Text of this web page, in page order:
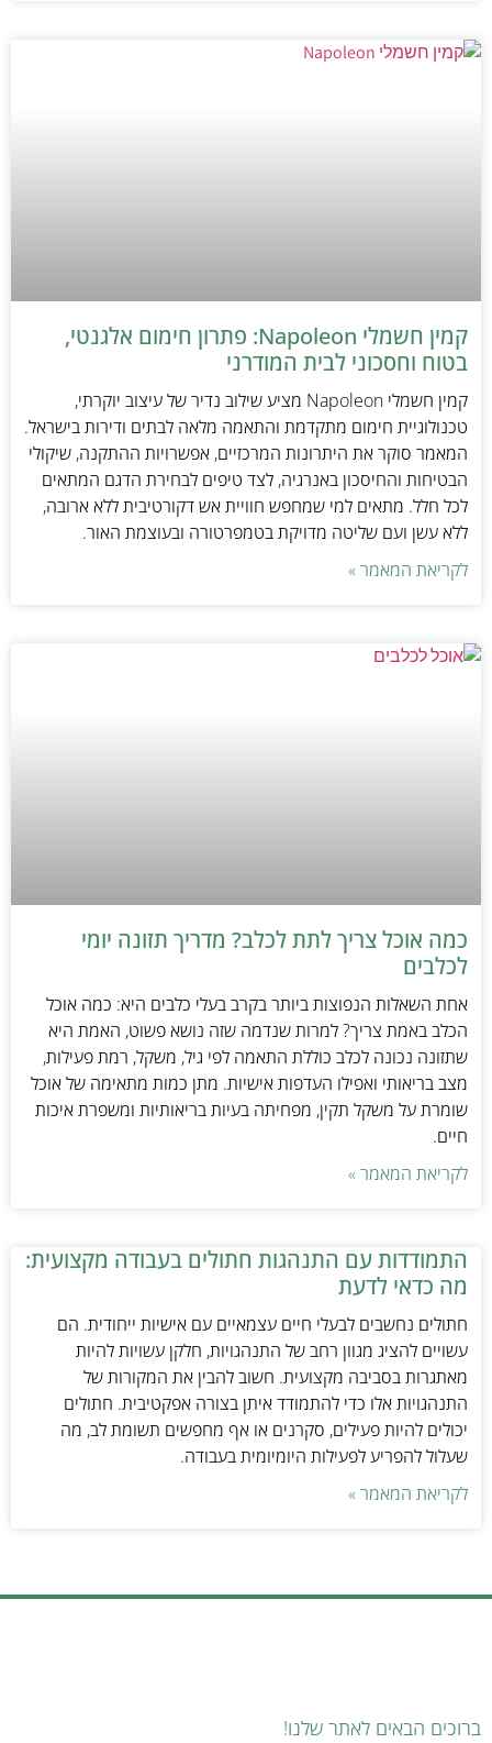
קמין חשמלי Napoleon: פתרון חימום אלגנטי,
בטוח וחסכוני לבית המודרני
קמין חשמלי Napoleon מציע שילוב נדיר של עיצוב יוקרתי,
טכנולוגיית חימום מתקדמת והתאמה מלאה לבתים ודירות בישראל.
המאמר סוקר את היתרונות המרכזיים, אפשרויות ההתקנה, שיקולי
הבטיחות והחיסכון באנרגיה, לצד טיפים לבחירת הדגם המתאים
לכל חלל. מתאים למי שמחפש חוויית אש דקורטיבית ללא ארובה,
ללא עשן ועם שליטה מדויקת בטמפרטורה ובעוצמת האור.
לקריאת המאמר »
כמה אוכל צריך לתת לכלב? מדריך תזונה יומי
לכלבים
אחת השאלות הנפוצות ביותר בקרב בעלי כלבים היא: כמה אוכל
הכלב באמת צריך? למרות שנדמה שזה נושא פשוט, האמת היא
שתזונה נכונה לכלב כוללת התאמה לפי גיל, משקל, רמת פעילות,
מצב בריאותי ואפילו העדפות אישיות. מתן כמות מתאימה של אוכל
שומרת על משקל תקין, מפחיתה בעיות בריאותיות ומשפרת איכות
חיים.
לקריאת המאמר »
התמודדות עם התנהגות חתולים בעבודה מקצועית:
מה כדאי לדעת
חתולים נחשבים לבעלי חיים עצמאיים עם אישיות ייחודית. הם
עשויים להציג מגוון רחב של התנהגויות, חלקן עשויות להיות
מאתגרות בסביבה מקצועית. חשוב להבין את המקורות של
התנהגויות אלו כדי להתמודד איתן בצורה אפקטיבית. חתולים
יכולים להיות פעילים, סקרנים או אף מחפשים תשומת לב, מה
שעלול להפריע לפעילות היומיומית בעבודה.
לקריאת המאמר »
ברוכים הבאים לאתר שלנו!